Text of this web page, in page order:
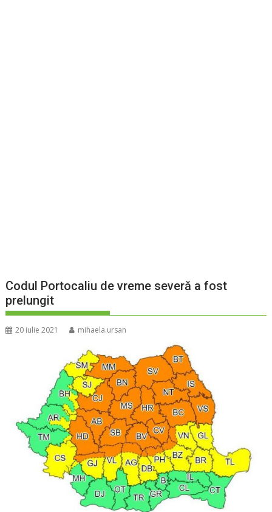
Codul Portocaliu de vreme severă a fost
prelungit
20 iulie 2021 mihaela.ursan